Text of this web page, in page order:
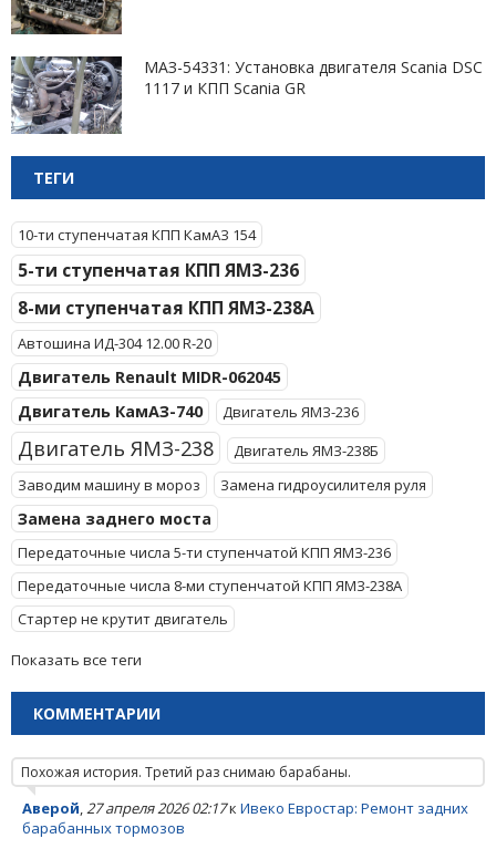
МАЗ-54331: Установка двигателя Scania DSC
1117 и КПП Scania GR
ТЕГИ
10-ти ступенчатая КПП КамАЗ 154
5-ти ступенчатая КПП ЯМЗ-236
8-ми ступенчатая КПП ЯМЗ-238А
Автошина ИД-304 12.00 R-20
Двигатель Renault MIDR-062045
Двигатель КамАЗ-740
Двигатель ЯМЗ-236
Двигатель ЯМЗ-238
Двигатель ЯМЗ-238Б
Заводим машину в мороз
Замена гидроусилителя руля
Замена заднего моста
Передаточные числа 5-ти ступенчатой КПП ЯМЗ-236
Передаточные числа 8-ми ступенчатой КПП ЯМЗ-238А
Стартер не крутит двигатель
Показать все теги
КОММЕНТАРИИ
Похожая история. Третий раз снимаю барабаны.
Аверой,27 апреля 2026 02:17к Ивеко Евростар: Ремонт задних
барабанных тормозов